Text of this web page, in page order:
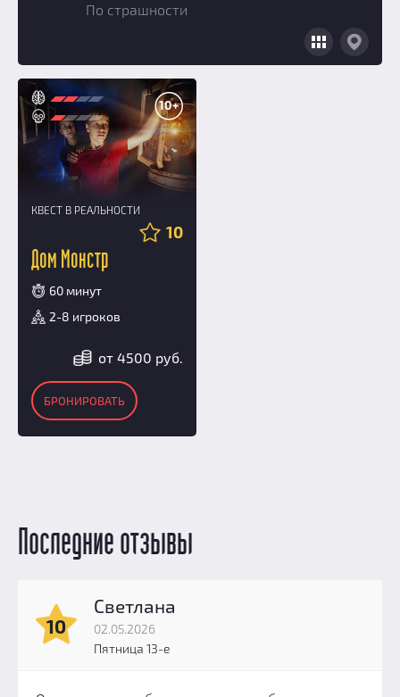
Добавить квест
По страшности
10+
КВЕСТ В РЕАЛЬНОСТИ
10
Дом Монстр
60 минут
2-8 игроков
от 4500 руб.
БРОНИРОВАТЬ
Последние отзывы
10
Светлана
02.05.2026
Пятница 13-е